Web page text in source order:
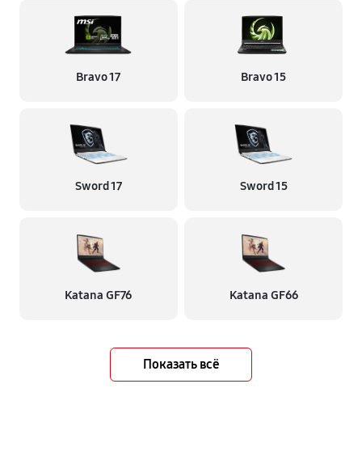
Bravo 17 Bravo 15
Sword 17 Sword 15
Katana GF76 Katana GF66
Показать всё